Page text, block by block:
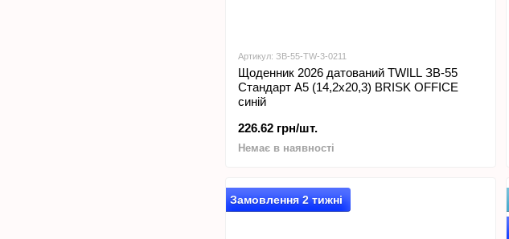
Артикул: ЗВ-55-TW-3-0211
Щоденник 2026 датований TWILL ЗВ-55
Стандарт А5 (14,2х20,3) BRISK OFFICE
синій
226.62 грн/шт.
Немає в наявності
Замовлення 2 тижні